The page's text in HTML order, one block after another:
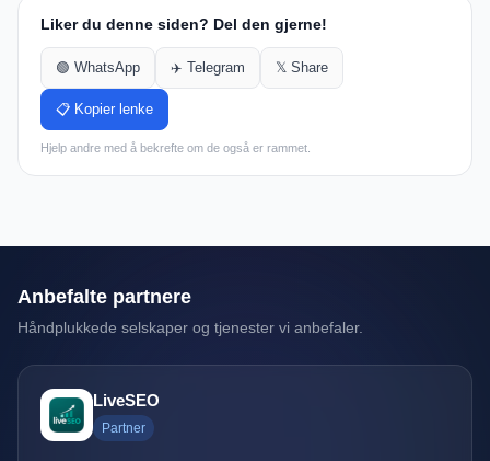
Liker du denne siden? Del den gjerne!
🟢 WhatsApp ✈️ Telegram 𝕏 Share
📋 Kopier lenke
Hjelp andre med å bekrefte om de også er rammet.
Anbefalte partnere
Håndplukkede selskaper og tjenester vi anbefaler.
LiveSEO
Partner